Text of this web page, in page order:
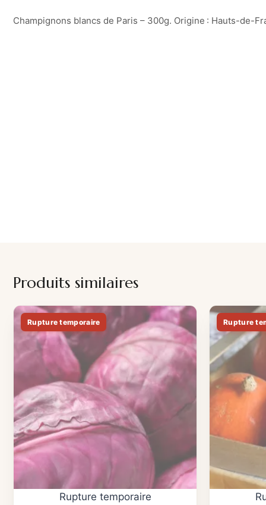
Champignons blancs de Paris – 300g. Origine : Hauts-de-
Produits similaires